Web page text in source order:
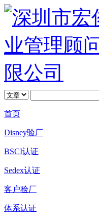
首页
Disney验厂
BSCI认证
Sedex认证
客户验厂
体系认证